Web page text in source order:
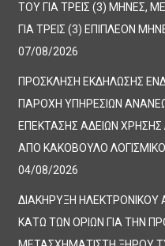
ΤΟΥ ΓΙΑ ΤΡΕΙΣ (3) ΜΗΝΕΣ,
ΓΙΑ ΤΡΕΙΣ (3) ΕΠΙΠΛΕΟΝ
07/08/2026
ΠΡΟΣΚΛΗΣΗ ΕΚΔΗΛΩΣΗΣ
ΠΑΡΟΧΗ ΥΠΗΡΕΣΙΩΝ
ΕΠΕΚΤΑΣΗΣ ΑΔΕΙΩΝ ΧΡΗΣΗΣ
ΑΠΟ ΚΑΚΟΒΟΥΛΟ ΛΟΓΙΣΜΙΚΟ
04/08/2026
ΔΙΑΚΗΡΥΞΗ ΗΛΕΚΤΡΟΝΙΚΟΥ
ΚΑΤΩ ΤΩΝ ΟΡΙΩΝ ΓΙΑ ΤΗΝ